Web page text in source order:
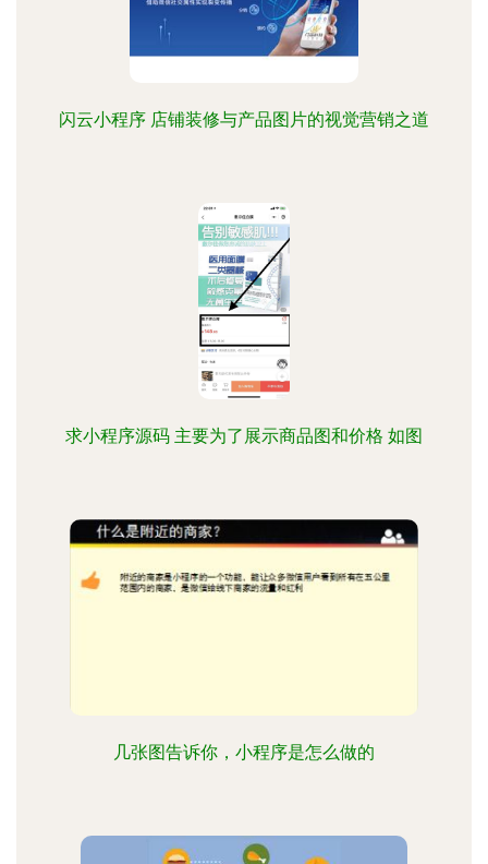
闪云小程序 店铺装修与产品图片的视觉营销之道
求小程序源码 主要为了展示商品图和价格 如图
几张图告诉你，小程序是怎么做的